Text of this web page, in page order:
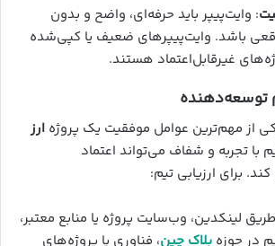
: وایت‌پیپر باید حرفه‌ای، واضح و بدون
باشد. وایت‌پیپرهای ضعیف یا کپی‌شده
غیرقابل‌اعتماد هستند.
از مهم‌ترین عوامل موفقیت یک پروژه ارز
با تجربه و شفاف می‌تواند اعتماد
برای ارزیابی تیم:
لینکدین، وب‌سایت پروژه یا منابع معتبر،
در حوزه بلاک چین، فناوری یا پروژه‌های